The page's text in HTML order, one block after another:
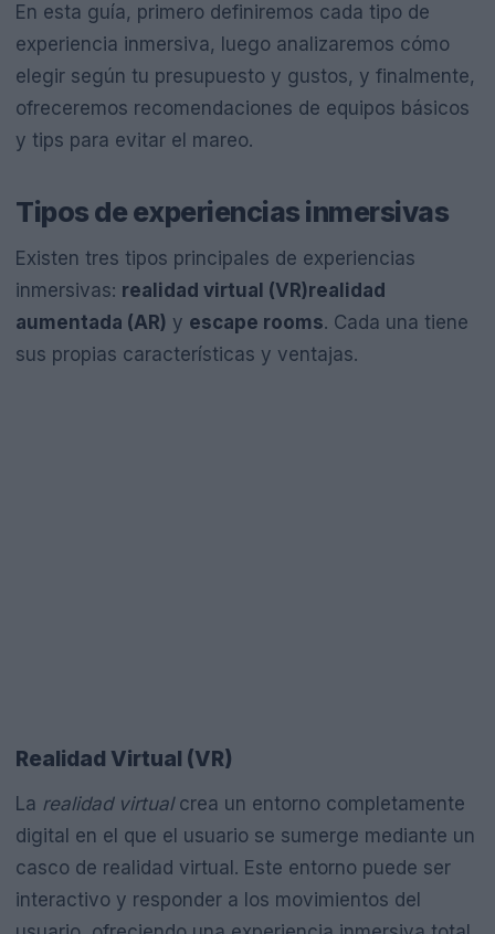
En esta guía, primero definiremos cada tipo de
experiencia inmersiva, luego analizaremos cómo
elegir según tu presupuesto y gustos, y finalmente,
ofreceremos recomendaciones de equipos básicos
y tips para evitar el mareo.
Tipos de experiencias inmersivas
Existen tres tipos principales de experiencias
inmersivas: realidad virtual (VR)realidad
aumentada (AR) y escape rooms. Cada una tiene
sus propias características y ventajas.
Realidad Virtual (VR)
La realidad virtualcrea un entorno completamente
digital en el que el usuario se sumerge mediante un
casco de realidad virtual. Este entorno puede ser
interactivo y responder a los movimientos del